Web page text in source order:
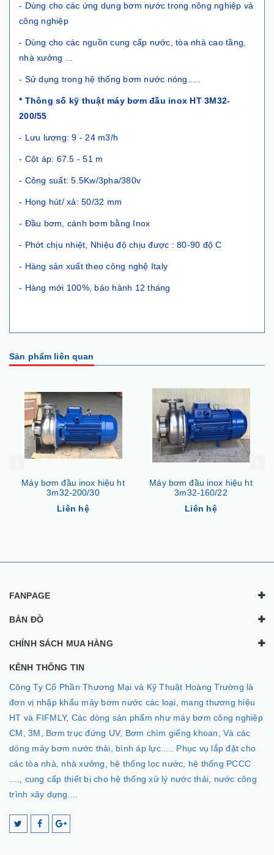
- Dùng cho các ứng dụng bơm nước trong nông nghiệp và
công nghiệp
- Dùng cho các nguồn cung cấp nước, tòa nhà cao tầng,
nhà xưởng ...
- Sử dụng trong hệ thống bơm nước nóng.....
* Thông số kỹ thuật máy bơm đầu inox HT 3M32-
200/55
- Lưu lượng: 9 - 24 m3/h
- Cột áp: 67.5 - 51 m
- Công suất: 5.5Kw/3pha/380v
- Họng hút/ xả: 50/32 mm
- Đầu bơm, cánh bơm bằng Inox
- Phớt chịu nhiệt, Nhiệu độ chịu được : 80-90 độ C
- Hàng sản xuất theo công nghệ Italy
- Hàng mới 100%, bảo hành 12 tháng
Sản phẩm liên quan
Máy bơm đầu inox hiệu ht
3m32-160/22
Liên hệ
Máy bơm đầu inox hiệu ht
3m32-160/15
Liên hệ
FANPAGE
BẢN ĐỒ
CHÍNH SÁCH MUA HÀNG
KÊNH THÔNG TIN
Công Ty Cổ Phần Thương Mại và Kỹ Thuật Hoàng Trường là
đơn vị nhập khẩu máy bơm nước các loại, mang thương hiệu
HT và FIFMLY, Các dòng sản phẩm như máy bơm công nghiệp
CM, 3M, Bơm trục đứng UV, Bơm chìm giếng khoan, Và các
dòng máy bơm nước thải, bình áp lực..... Phục vụ lắp đặt cho
các tòa nhà, nhà xưởng, hệ thống lọc nước, hệ thống PCCC
...., cung cấp thiết bị cho hệ thống xử lý nước thải, nước công
trình xây dựng....